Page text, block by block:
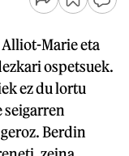
Marie eta
ospetsuek.
ez du lortu
Berdin